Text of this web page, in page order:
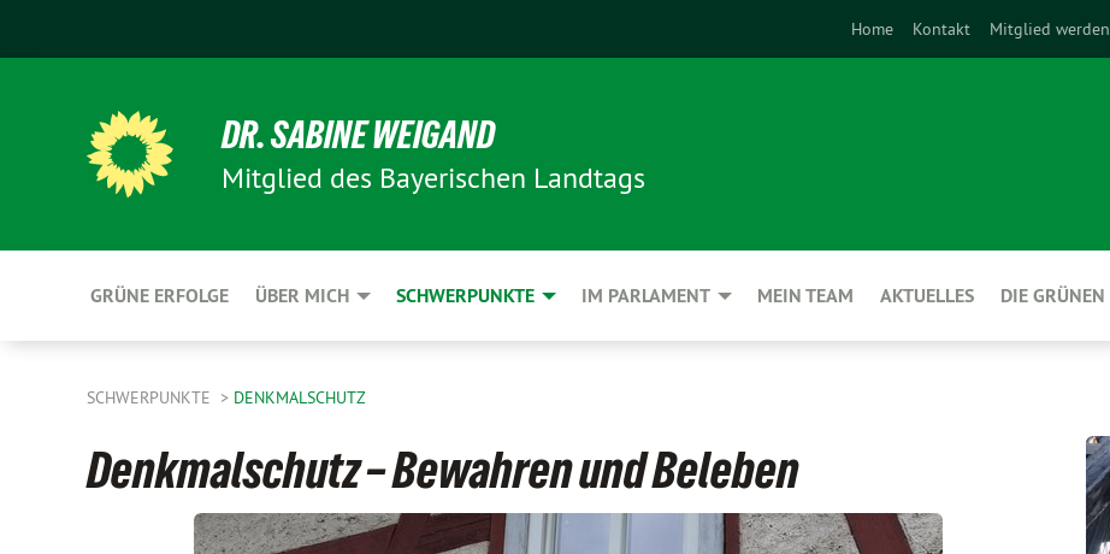
Home Kontakt Mitglied werden
DR. SABINE WEIGAND
Mitglied des Bayerischen Landtags
GRÜNE ERFOLGE ÜBER MICH SCHWERPUNKTE IM PARLAMENT MEIN TEAM AKTUELLES DIE GRÜNEN
SCHWERPUNKTE DENKMALSCHUTZ
Denkmalschutz – Bewahren und Beleben